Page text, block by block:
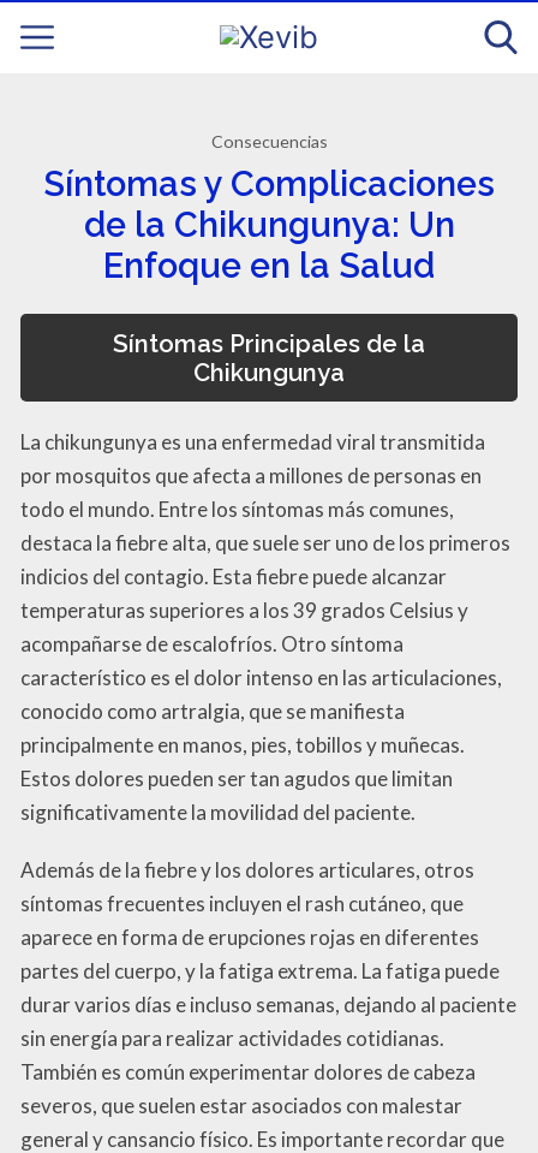
Consecuencias
Síntomas y Complicaciones
de la Chikungunya: Un
Enfoque en la Salud
Síntomas Principales de la
Chikungunya
La chikungunya es una enfermedad viral transmitida
por mosquitos que afecta a millones de personas en
todo el mundo. Entre los síntomas más comunes,
destaca la fiebre alta, que suele ser uno de los primeros
indicios del contagio. Esta fiebre puede alcanzar
temperaturas superiores a los 39 grados Celsius y
acompañarse de escalofríos. Otro síntoma
característico es el dolor intenso en las articulaciones,
conocido como artralgia, que se manifiesta
principalmente en manos, pies, tobillos y muñecas.
Estos dolores pueden ser tan agudos que limitan
significativamente la movilidad del paciente.
Además de la fiebre y los dolores articulares, otros
síntomas frecuentes incluyen el rash cutáneo, que
aparece en forma de erupciones rojas en diferentes
partes del cuerpo, y la fatiga extrema. La fatiga puede
durar varios días e incluso semanas, dejando al paciente
sin energía para realizar actividades cotidianas.
También es común experimentar dolores de cabeza
severos, que suelen estar asociados con malestar
general y cansancio físico. Es importante recordar que